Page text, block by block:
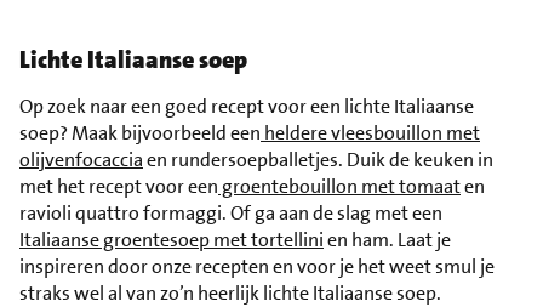
Lichte Italiaanse soep
Op zoek naar een goed recept voor een lichte Italiaanse
soep? Maak bijvoorbeeld een heldere vleesbouillon met
olijvenfocacciaen rundersoepballetjes. Duik de keuken in
met het recept voor een groentebouillon met tomaaten
ravioli quattro formaggi. Of ga aan de slag met een
Italiaanse groentesoep met tortellinien ham. Laat je
inspireren door onze recepten en voor je het weet smul je
straks wel al van zo’n heerlijk lichte Italiaanse soep.